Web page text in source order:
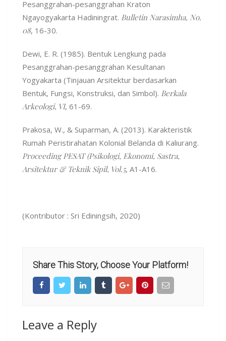
Pesanggrahan-pesanggrahan Kraton
Ngayogyakarta Hadiningrat. Bulletin Narasimha, No.
08, 16-30.
Dewi, E. R. (1985). Bentuk Lengkung pada
Pesanggrahan-pesanggrahan Kesultanan
Yogyakarta (Tinjauan Arsitektur berdasarkan
Bentuk, Fungsi, Konstruksi, dan Simbol). Berkala
Arkeologi, VI, 61-69.
Prakosa, W., & Suparman, A. (2013). Karakteristik
Rumah Peristirahatan Kolonial Belanda di Kaliurang.
Proceeding PESAT (Psikologi, Ekonomi, Sastra,
Arsitektur & Teknik Sipil, Vol.5, A1-A16.
(Kontributor : Sri Ediningsih, 2020)
Share This Story, Choose Your Platform!
Leave a Reply